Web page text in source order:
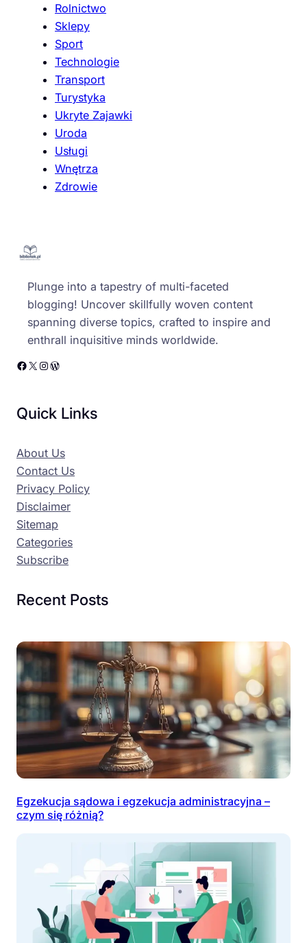
Rolnictwo
Sklepy
Sport
Technologie
Transport
Turystyka
Ukryte Zajawki
Uroda
Usługi
Wnętrza
Zdrowie
Plunge into a tapestry of multi-faceted
blogging! Uncover skillfully woven content
spanning diverse topics, crafted to inspire and
enthrall inquisitive minds worldwide.
Facebook X Instagram WordPress
Quick Links
About Us
Contact Us
Privacy Policy
Disclaimer
Sitemap
Categories
Subscribe
Recent Posts
Egzekucja sądowa i egzekucja administracyjna –
czym się różnią?